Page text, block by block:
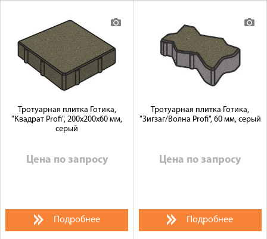
Тротуарная плитка Готика,
"Квадрат Profi", 200x200x60 мм,
серый
Цена по запросу
Подробнее
Тротуарная плитка Готика,
"Зигзаг/Волна Profi", 60 мм, серый
Цена по запросу
Подробнее